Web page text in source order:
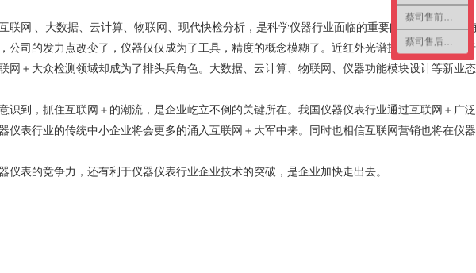
网 、大数据、云计算、物联网、现代快检分析，是科学仪器行业面临的重要问题。目前，已
司的发力点改变了，仪器仅仅成为了工具，精度的概念模糊了。近红外光谱技术在科学仪器行
＋大众检测领域却成为了排头兵角色。大数据、云计算、物联网、仪器功能模块设计等新业态
到，抓住互联网＋的潮流，是企业屹立不倒的关键所在。我国仪器仪表行业通过互联网＋广泛
表行业的传统中小企业将会更多的涌入互联网＋大军中来。同时也相信互联网营销也将在仪器
表的竞争力，还有利于仪器仪表行业企业技术的突破，是企业加快走出去。
蔡司售前咨询2
蔡司售后咨询